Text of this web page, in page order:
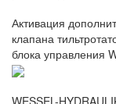
Активация
клапана
блока управления